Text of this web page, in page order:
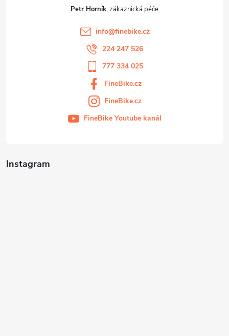
Instagram
Petr Horník
info@finebike.cz
224 247 526
777 334 025
FineBike.cz
FineBike.cz
FineBike Youtube kanál